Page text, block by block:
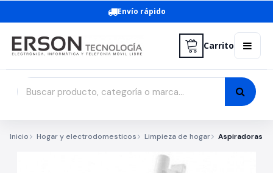
Envío rápido
Carrito
Inicio Hogar y electrodomesticos Limpieza de hogar Aspiradoras